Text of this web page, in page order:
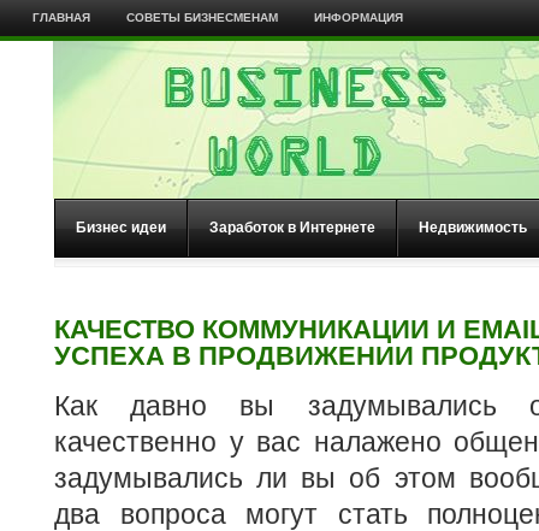
ГЛАВНАЯ СОВЕТЫ БИЗНЕСМЕНАМ ИНФОРМАЦИЯ
Бизнес идеи Заработок в Интернете Недвижимость
КАЧЕСТВО КОММУНИКАЦИИ И
УСПЕХА В ПРОДВИЖЕНИИ
Как давно вы задумывались
качественно у вас налажено
задумывались ли вы об этом
два вопроса могут стать